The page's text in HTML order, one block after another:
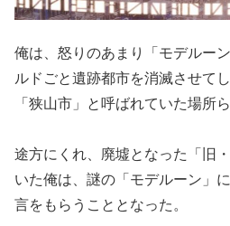
俺は、怒りのあまり「モデルー
ルドごと遺跡都市を消滅させて
「狭山市」と呼ばれていた場所ら
途方にくれ、廃墟となった「旧
いた俺は、謎の「モデルーン」
言をもらうこととなった。